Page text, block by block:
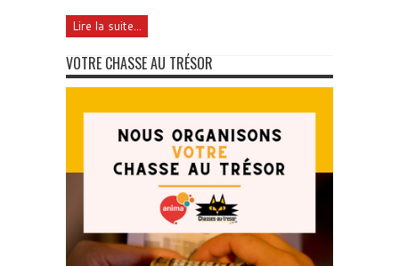
Lire la suite...
VOTRE CHASSE AU TRÉSOR